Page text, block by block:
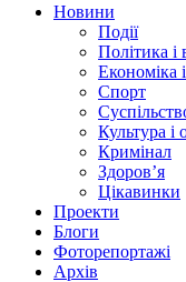
Новини
Події
Політика і
Економіка
Спорт
Культура і
Кримінал
Здоров’я
Цікавинки
Проекти
Блоги
Фоторепортажі
Архів